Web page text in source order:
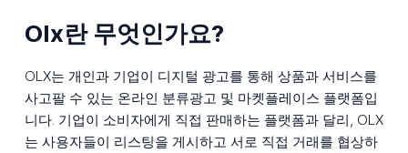
Olx란 무엇인가요?
OLX는 개인과 기업이 디지털 광고를 통해 상품과 서비스를
사고팔 수 있는 온라인 분류광고 및 마켓플레이스 플랫폼입
니다. 기업이 소비자에게 직접 판매하는 플랫폼과 달리, OLX
는 사용자들이 리스팅을 게시하고 서로 직접 거래를 협상하